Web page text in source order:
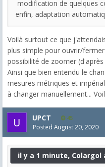
modification de quelques
enfin, adaptation
Voilà surtout ce que
plus simple pour ouvrir/
possibilité de zoomer
Ainsi que bien entendu le
mesures métriques et
à changer manuellement...
UPCT 45
Posted August 20, 2020
il y a 1 minute, Colargol